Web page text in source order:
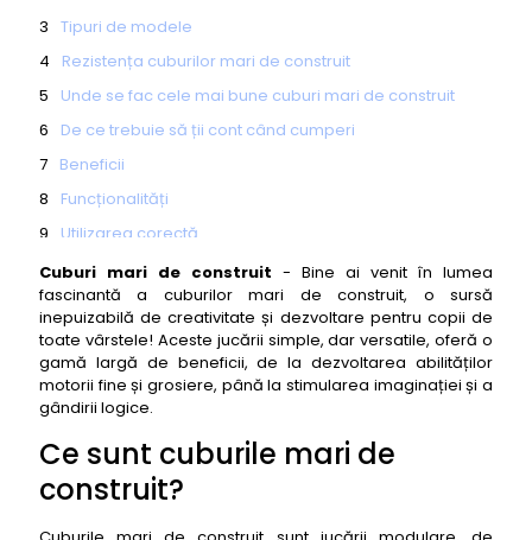
Tipuri de modele
Rezistența cuburilor mari de construit
Unde se fac cele mai bune cuburi mari de construit
De ce trebuie să ții cont când cumperi
Beneficii
Funcționalități
Utilizarea corectă
Întreținere
Obținerea produselor
Certificări și verificări
Tipuri de produse
Top 50 cele mai bune cuburi mari de construit
1. Cuburi mari de construit LEGO DUPLO XXL
2. Cuburi mari de construit Mega Bloks First Builders
Big Building Bag
3. Cuburi mari de construit din lemn Grimm's Large
Cuburi mari de construit - Bine ai venit în lumea
fascinantă a cuburilor mari de construit, o sursă
inepuizabilă de creativitate și dezvoltare pentru copii de
toate vârstele! Aceste jucării simple, dar versatile, oferă o
gamă largă de beneficii, de la dezvoltarea abilităților
motorii fine și grosiere, până la stimularea imaginației și a
gândirii logice.
Ce sunt cuburile mari de
construit?